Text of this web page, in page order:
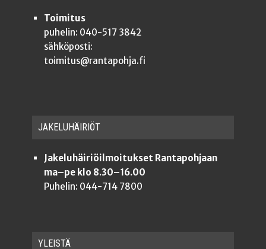
Toimitus
puhelin: 040-517 3842
sähköposti:
toimitus@rantapohja.fi
JAKE­LU­HÄI­RIÖT
Jakeluhäiriöilmoitukset Rantapohjaan
ma–pe klo 8.30–16.00
Puhelin: 044-714 7800
YLEISTÄ